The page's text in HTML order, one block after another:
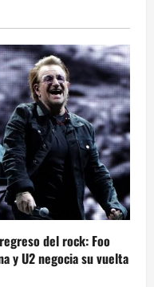
del rock: Foo
y U2 negocia su vuelta